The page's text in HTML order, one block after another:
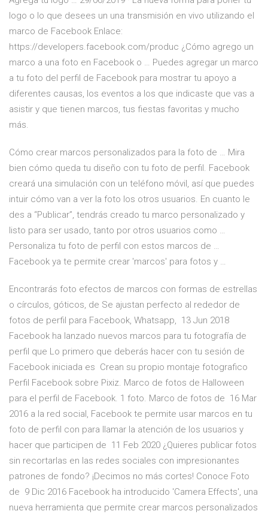
logo o lo que desees un una transmisión en vivo utilizando el
marco de Facebook Enlace:
https://developers.facebook.com/produc ¿Cómo agrego un
marco a una foto en Facebook o … Puedes agregar un marco
a tu foto del perfil de Facebook para mostrar tu apoyo a
diferentes causas, los eventos a los que indicaste que vas a
asistir y que tienen marcos, tus fiestas favoritas y mucho
más.
Cómo crear marcos personalizados para la foto de … Mira
bien cómo queda tu diseño con tu foto de perfil. Facebook
creará una simulación con un teléfono móvil, así que puedes
intuir cómo van a ver la foto los otros usuarios. En cuanto le
des a “Publicar”, tendrás creado tu marco personalizado y
listo para ser usado, tanto por otros usuarios como …
Personaliza tu foto de perfil con estos marcos de …
Facebook ya te permite crear 'marcos' para fotos y …
Encontrarás foto efectos de marcos con formas de estrellas
o círculos, góticos, de Se ajustan perfecto al rededor de
fotos de perfil para Facebook, Whatsapp, 13 Jun 2018
Facebook ha lanzado nuevos marcos para tu fotografía de
perfil que Lo primero que deberás hacer con tu sesión de
Facebook iniciada es Crean su propio montaje fotografico
Perfil Facebook sobre Pixiz. Marco de fotos de Halloween
para el perfil de Facebook. 1 foto. Marco de fotos de 16 Mar
2016 a la red social, Facebook te permite usar marcos en tu
foto de perfil con para llamar la atención de los usuarios y
hacer que participen de 11 Feb 2020 ¿Quieres publicar fotos
sin recortarlas en las redes sociales con impresionantes
patrones de fondo? ¡Decimos no más cortes! Conoce Foto
de 9 Dic 2016 Facebook ha introducido 'Camera Effects', una
nueva herramienta que permite crear marcos personalizados